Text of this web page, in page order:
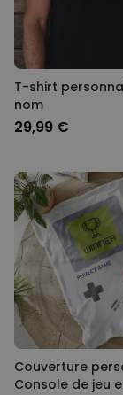
T-shirt
nom
29,99 €
Couverture
Console de jeu